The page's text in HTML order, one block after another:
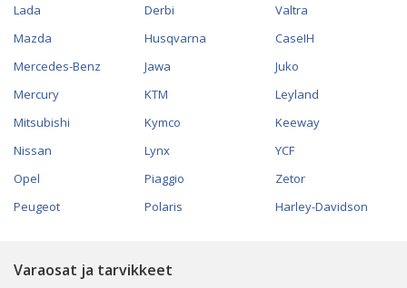
Lada
Mazda
Mercedes-Benz
Mercury
Mitsubishi
Nissan
Opel
Peugeot
Derbi
Husqvarna
Jawa
KTM
Kymco
Lynx
Piaggio
Polaris
Valtra
CaseIH
Juko
Leyland
Keeway
YCF
Zetor
Harley-Davidson
Varaosat ja tarvikkeet